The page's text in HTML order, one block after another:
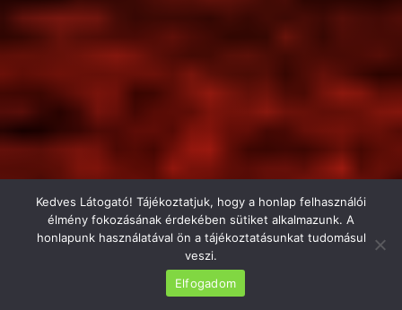
Kedves Látogató! Tájékoztatjuk, hogy a honlap felhasználói
élmény fokozásának érdekében sütiket alkalmazunk. A
honlapunk használatával ön a tájékoztatásunkat tudomásul
veszi.
Elfogadom